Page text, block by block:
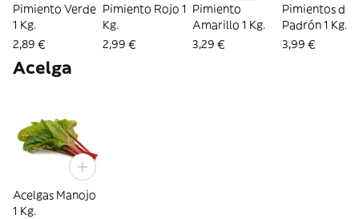
Pimiento Verde
1 Kg.
2,89 €
Pimiento Rojo 1
Kg.
2,99 €
Pimiento
Amarillo 1 Kg.
3,29 €
Pimientos de
Padrón 1 Kg.
3,99 €
Acelga
Acelgas Manojo
1 Kg.